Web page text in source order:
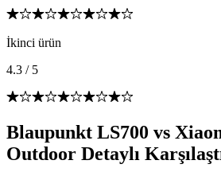
İkinci ürün
4.3 / 5
Blaupunkt LS700 vs
Outdoor Detaylı